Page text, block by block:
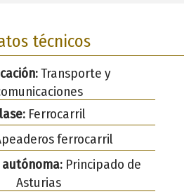
técnicos
Transporte y
Ferrocarril
ferrocarril
Principado de
Asturias